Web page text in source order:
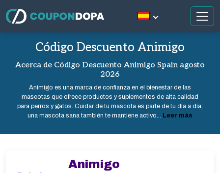
Código Descuento Animigo
Acerca de Código Descuento Animigo Spain agosto
2026
Animigo es una marca de confianza en el bienestar de las
mascotas que ofrece productos y suplementos de alta calidad
para perros y gatos. Cuidar de tu mascota es parte de tu día a día;
una mascota sana también te mantiene activo... Leer más
Animigo